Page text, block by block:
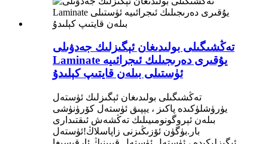
تەڭشىگىلى بولىدىغان ئېگىزلىك جەدۋىلى
Laminate يۇقىرى دەرىجىلىك ئىجرائىيە
ئۈستىلى بىلەن قايتىپ كېلىدۇ
تەڭشىگىلى بولىدىغان ئېگىزلىك ئۈستەل
يۈرۈشلۈكىدە پاكىز ، يېپىق ئۈستەل كۆرۈنۈشى
بىلەن ئېروگونومىيىلىك تەڭشەش ئىقتىدارى
بار.بۈگۈن ئۆزىڭىزنى زاپاسلاڭ!ئۈستەل